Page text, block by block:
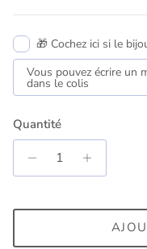
🎁 Cochez ici si le
Quantité